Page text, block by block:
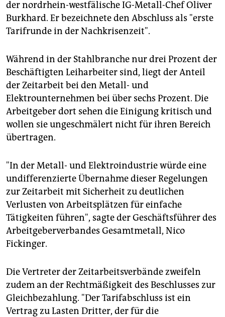
der nordrhein-westfälische IG-Metall-Chef Oliver
Burkhard. Er bezeichnete den Abschluss als "erste
Tarifrunde in der Nachkrisenzeit".
Während in der Stahlbranche nur drei Prozent der
Beschäftigten Leiharbeiter sind, liegt der Anteil
der Zeitarbeit bei den Metall- und
Elektrounternehmen bei über sechs Prozent. Die
Arbeitgeber dort sehen die Einigung kritisch und
wollen sie ungeschmälert nicht für ihren Bereich
übertragen.
"In der Metall- und Elektroindustrie würde eine
undifferenzierte Übernahme dieser Regelungen
zur Zeitarbeit mit Sicherheit zu deutlichen
Verlusten von Arbeitsplätzen für einfache
Tätigkeiten führen", sagte der Geschäftsführer des
Arbeitgeberverbandes Gesamtmetall, Nico
Fickinger.
Die Vertreter der Zeitarbeitsverbände zweifeln
zudem an der Rechtmäßigkeit des Beschlusses zur
Gleichbezahlung. "Der Tarifabschluss ist ein
Vertrag zu Lasten Dritter, der für die